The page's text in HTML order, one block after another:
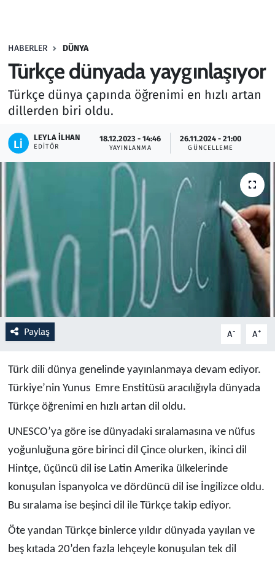
HABERLER DÜNYA
Türkçe dünyada yaygınlaşıyor
Türkçe dünya çapında öğrenimi en hızlı artan
dillerden biri oldu.
LEYLA İLHAN
EDITÖR
18.12.2023 - 14:46
YAYINLANMA
26.11.2024 - 21:00
GÜNCELLEME
Paylaş A- A+
Türk dili dünya genelinde yayınlanmaya devam ediyor.
Türkiye’nin Yunus Emre Enstitüsü aracılığıyla dünyada
Türkçe öğrenimi en hızlı artan dil oldu.
UNESCO’ya göre ise dünyadaki sıralamasına ve nüfus
yoğunluğuna göre birinci dil Çince olurken, ikinci dil
Hintçe, üçüncü dil ise Latin Amerika ülkelerinde
konuşulan İspanyolca ve dördüncü dil ise İngilizce oldu.
Bu sıralama ise beşinci dil ile Türkçe takip ediyor.
Öte yandan Türkçe binlerce yıldır dünyada yayılan ve
beş kıtada 20’den fazla lehçeyle konuşulan tek dil
Haber
Kültür Sanat
Kurumsal Haberler
Lezzet Durağı
Oyun
Ramazan
Resmi İlanlar
Rüya Tabirleri
Sağlık
Seçim 2023
Teknoloji ve Bilim
Televizyon